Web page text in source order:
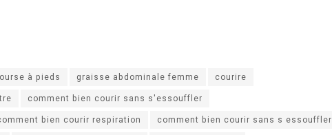
à pieds graisse abdominale femme
courire
comment bien courir sans s'essouffler
bien courir respiration comment bien courir sans s essouffler